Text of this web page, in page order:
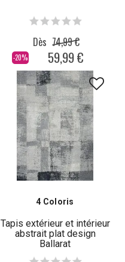
-20%
Dès 74,99 €
59,99 €
4 Coloris
Tapis extérieur et intérieur
abstrait plat design
Ballarat